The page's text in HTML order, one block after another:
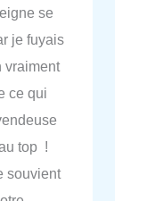
se
je fuyais
vraiment
ce qui
top !
souvient